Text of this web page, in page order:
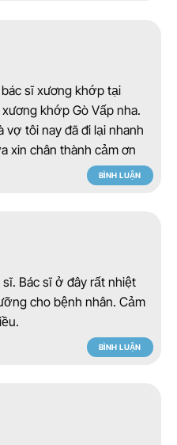
sĩ xương khớp tại
khớp Gò Vấp nha.
vợ tôi nay đã đi lại nhanh
xin chân thành cảm ơn
BÌNH LUẬN
sĩ. Bác sĩ ở đây rất nhiệt
cho bệnh nhân. Cảm
BÌNH LUẬN